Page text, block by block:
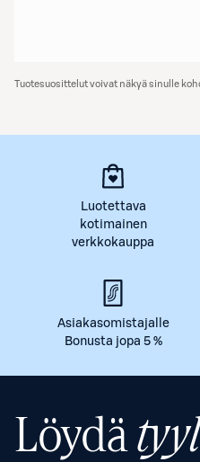
Tuotesuosittelut voivat näkyä sinulle
Luotettava
kotimainen
verkkokauppa
Asiakasomistajalle
Bonusta jopa 5 %
Löydä